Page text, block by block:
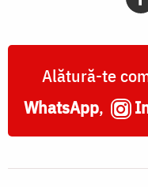
Alătură-te
WhatsApp,